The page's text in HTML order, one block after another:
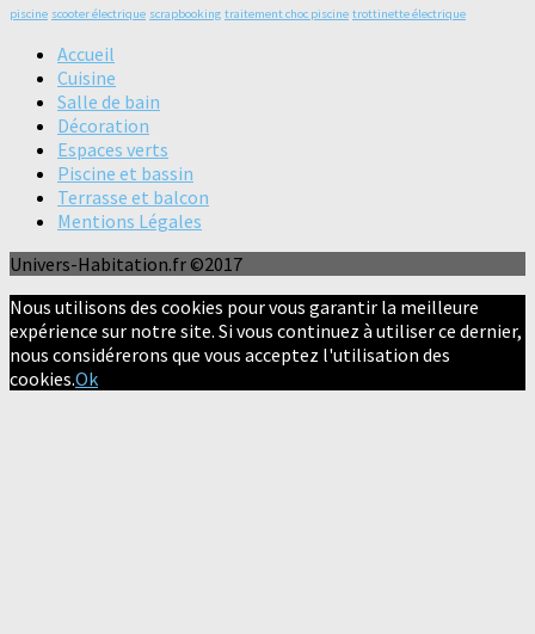
piscine scooter électrique scrapbooking traitement choc piscine trottinette électrique
Accueil
Cuisine
Salle de bain
Décoration
Espaces verts
Piscine et bassin
Terrasse et balcon
Mentions Légales
Univers-Habitation.fr ©2017
Nous utilisons des cookies pour vous garantir la meilleure
expérience sur notre site. Si vous continuez à utiliser ce dernier,
nous considérerons que vous acceptez l'utilisation des
cookies.Ok